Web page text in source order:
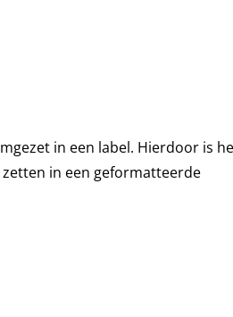
in een label. Hierdoor is
in een geformatteerde